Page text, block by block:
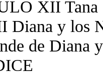
XII Tana
Diana y los
de